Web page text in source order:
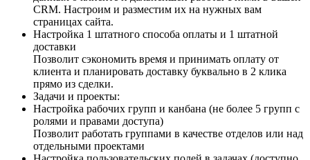
CRM. Настроим и разместим их на нужных вам
страницах сайта.
Настройка 1 штатного способа оплаты и 1 штатной
доставки
Позволит сэкономить время и принимать оплату от
клиента и планировать доставку буквально в 2 клика
прямо из сделки.
Задачи и проекты:
Настройка рабочих групп и канбана (не более 5 групп с
ролями и правами доступа)
Позволит работать группами в качестве отделов или над
отдельными проектами